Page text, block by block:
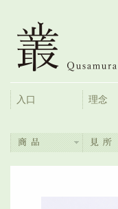
入口 理念